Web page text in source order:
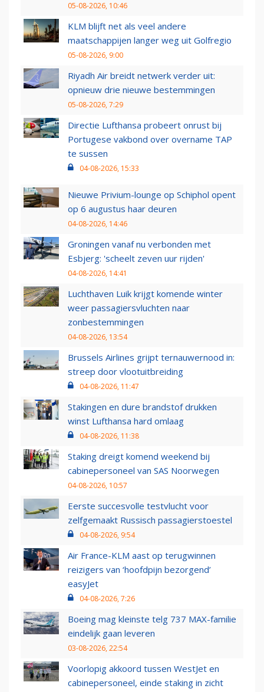
05-08-2026, 10:46
KLM blijft net als veel andere
maatschappijen langer weg uit Golfregio
05-08-2026, 9:00
Riyadh Air breidt netwerk verder uit:
opnieuw drie nieuwe bestemmingen
05-08-2026, 7:29
Directie Lufthansa probeert onrust bij
Portugese vakbond over overname TAP
te sussen
04-08-2026, 15:33
Nieuwe Privium-lounge op Schiphol opent
op 6 augustus haar deuren
04-08-2026, 14:46
Groningen vanaf nu verbonden met
Esbjerg: 'scheelt zeven uur rijden'
04-08-2026, 14:41
Luchthaven Luik krijgt komende winter
weer passagiersvluchten naar
zonbestemmingen
04-08-2026, 13:54
Brussels Airlines grijpt ternauwernood in:
streep door vlootuitbreiding
04-08-2026, 11:47
Stakingen en dure brandstof drukken
winst Lufthansa hard omlaag
04-08-2026, 11:38
Staking dreigt komend weekend bij
cabinepersoneel van SAS Noorwegen
04-08-2026, 10:57
Eerste succesvolle testvlucht voor
zelfgemaakt Russisch passagierstoestel
04-08-2026, 9:54
Air France-KLM aast op terugwinnen
reizigers van ‘hoofdpijn bezorgend’
easyJet
04-08-2026, 7:26
Boeing mag kleinste telg 737 MAX-familie
eindelijk gaan leveren
03-08-2026, 22:54
Voorlopig akkoord tussen WestJet en
cabinepersoneel, einde staking in zicht